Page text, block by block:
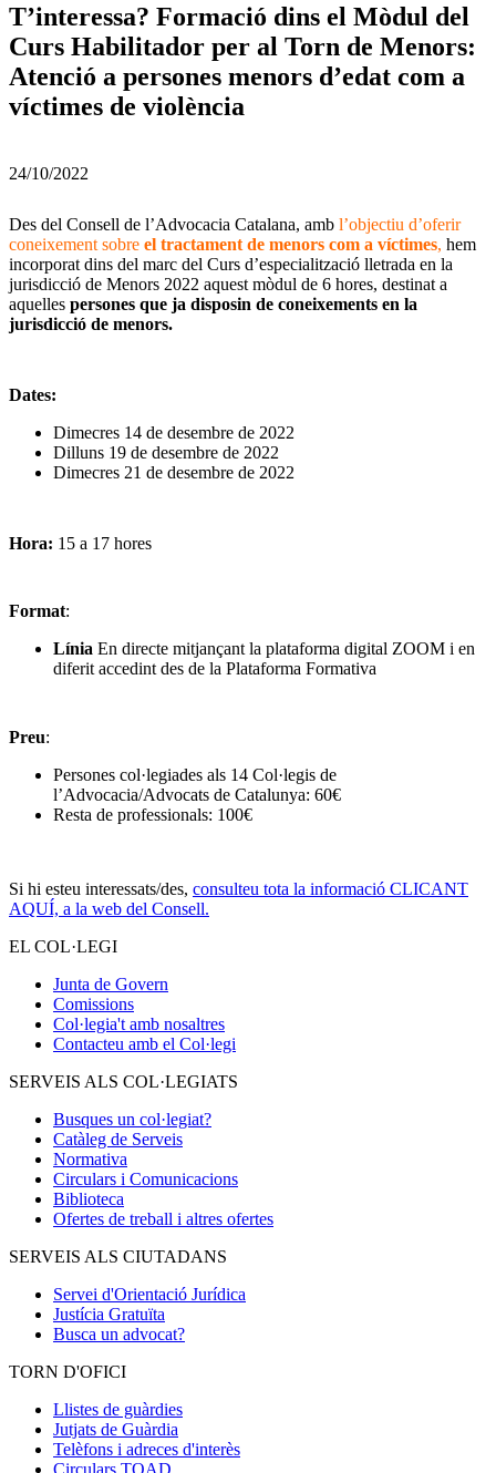
T’interessa? Formació dins el Mòdul del
Curs Habilitador per al Torn de Menors:
Atenció a persones menors d’edat com a
víctimes de violència
24/10/2022
Des del Consell de l’Advocacia Catalana, amb l’objectiu d’oferir
coneixement sobre el tractament de menors com a víctimes, hem
incorporat dins del marc del Curs d’especialització lletrada en la
jurisdicció de Menors 2022 aquest mòdul de 6 hores, destinat a
aquelles persones que ja disposin de coneixements en la
jurisdicció de menors.
Dates:
Dimecres 14 de desembre de 2022
Dilluns 19 de desembre de 2022
Dimecres 21 de desembre de 2022
Hora: 15 a 17 hores
Format:
Línia En directe mitjançant la plataforma digital ZOOM i en
diferit accedint des de la Plataforma Formativa
Preu:
Persones col·legiades als 14 Col·legis de
l’Advocacia/Advocats de Catalunya: 60€
Resta de professionals: 100€
Si hi esteu interessats/des, consulteu tota la informació CLICANT
AQUÍ, a la web del Consell.
EL COL·LEGI
Junta de Govern
Comissions
Col·legia't amb nosaltres
Contacteu amb el Col·legi
SERVEIS ALS COL·LEGIATS
Busques un col·legiat?
Catàleg de Serveis
Normativa
Circulars i Comunicacions
Biblioteca
Ofertes de treball i altres ofertes
SERVEIS ALS CIUTADANS
Servei d'Orientació Jurídica
Justícia Gratuïta
Busca un advocat?
TORN D'OFICI
Llistes de guàrdies
Jutjats de Guàrdia
Telèfons i adreces d'interès
Circulars TOAD